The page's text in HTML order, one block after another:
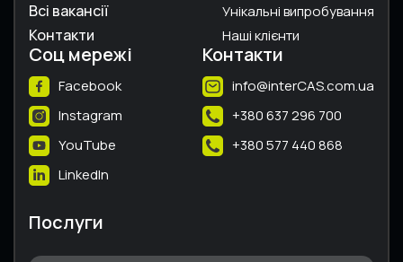
Всі вакансії
Контакти
Унікальні випробування
Наші клієнти
Соц мережі
Facebook
Instagram
YouTube
LinkedIn
Контакти
info@interCAS.com.ua
+380 637 296 700
+380 577 440 868
Послуги